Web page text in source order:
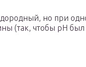
но при
(так, чтобы pH